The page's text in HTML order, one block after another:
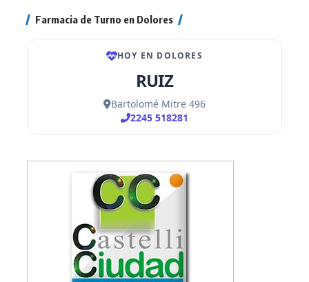
Farmacia de Turno en Dolores